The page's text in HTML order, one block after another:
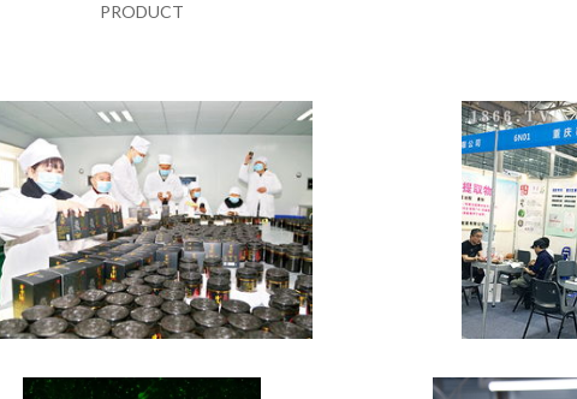
PRODUCT